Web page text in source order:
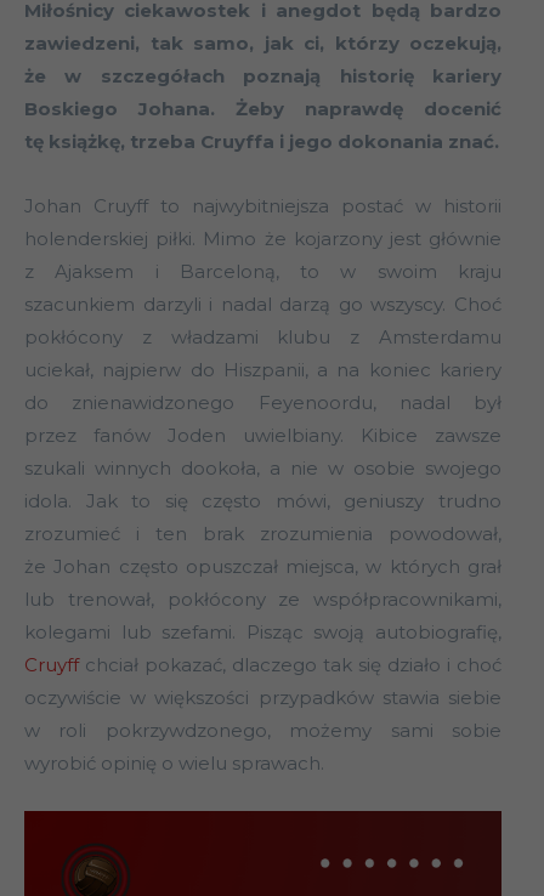
Miłośnicy ciekawostek i anegdot będą bardzo
zawiedzeni, tak samo, jak ci, którzy oczekują,
że w szczegółach poznają historię kariery
Boskiego Johana. Żeby naprawdę docenić
tę książkę, trzeba Cruyffa i jego dokonania znać.
Johan Cruyff to najwybitniejsza postać w historii
holenderskiej piłki. Mimo że kojarzony jest głównie
z Ajaksem i Barceloną, to w swoim kraju
szacunkiem darzyli i nadal darzą go wszyscy. Choć
pokłócony z władzami klubu z Amsterdamu
uciekał, najpierw do Hiszpanii, a na koniec kariery
do znienawidzonego Feyenoordu, nadal był
przez fanów Joden uwielbiany. Kibice zawsze
szukali winnych dookoła, a nie w osobie swojego
idola. Jak to się często mówi, geniuszy trudno
zrozumieć i ten brak zrozumienia powodował,
że Johan często opuszczał miejsca, w których grał
lub trenował, pokłócony ze współpracownikami,
kolegami lub szefami. Pisząc swoją autobiografię,
Cruyffchciał pokazać, dlaczego tak się działo i choć
oczywiście w większości przypadków stawia siebie
w roli pokrzywdzonego, możemy sami sobie
wyrobić opinię o wielu sprawach.